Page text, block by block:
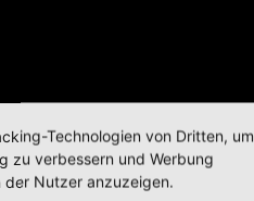
Technologien von Dritten, um
zu verbessern und Werbung
Nutzer anzuzeigen.